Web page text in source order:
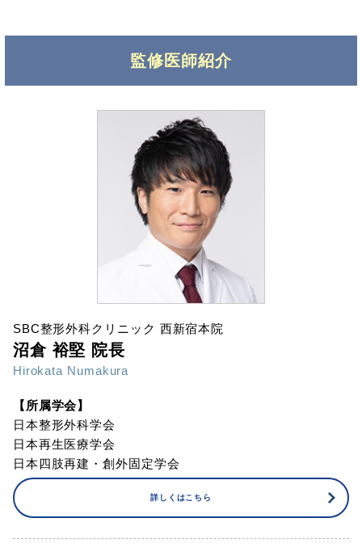
監修医師紹介
SBC整形外科クリニック 西新宿本院
沼倉 裕堅 院長
Hirokata Numakura
【所属学会】
日本整形外科学会
日本再生医療学会
日本四肢再建・創外固定学会
詳しくはこちら